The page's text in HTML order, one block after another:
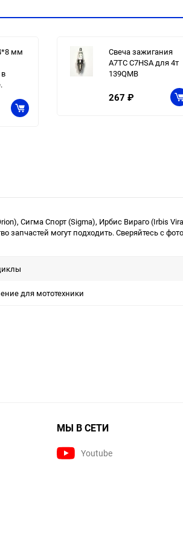
мм
Свеча зажигания
А7ТС C7HSA для 4т
139QMB
267 ₽
Сигма Спорт (Sigma), Ирбис Вираго (Irbis
могут подходить. Сверяйтесь с
для мототехники
МЫ В СЕТИ
Youtube